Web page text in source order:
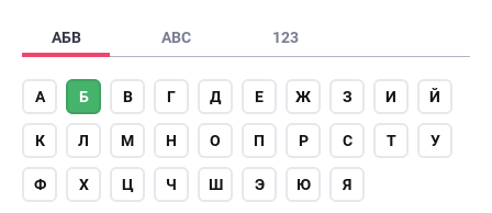
АБВ ABC 123
А Б В Г Д Е Ж З И Й
К Л М Н О П Р С Т У
Ф Х Ц Ч Ш Э Ю Я